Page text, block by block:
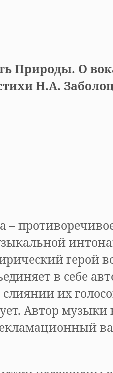
Природы. О
Н.А.
–
герой
в себе
их
Автор музыки